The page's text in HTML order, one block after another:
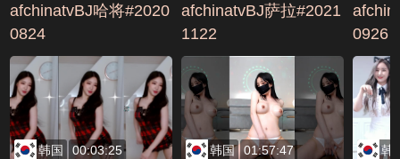
afchinatvBJ哈将#2020
0824
afchinatvBJ萨拉#2021
1122
0926
韩国 00:03:25 韩国 01:57:47 韩